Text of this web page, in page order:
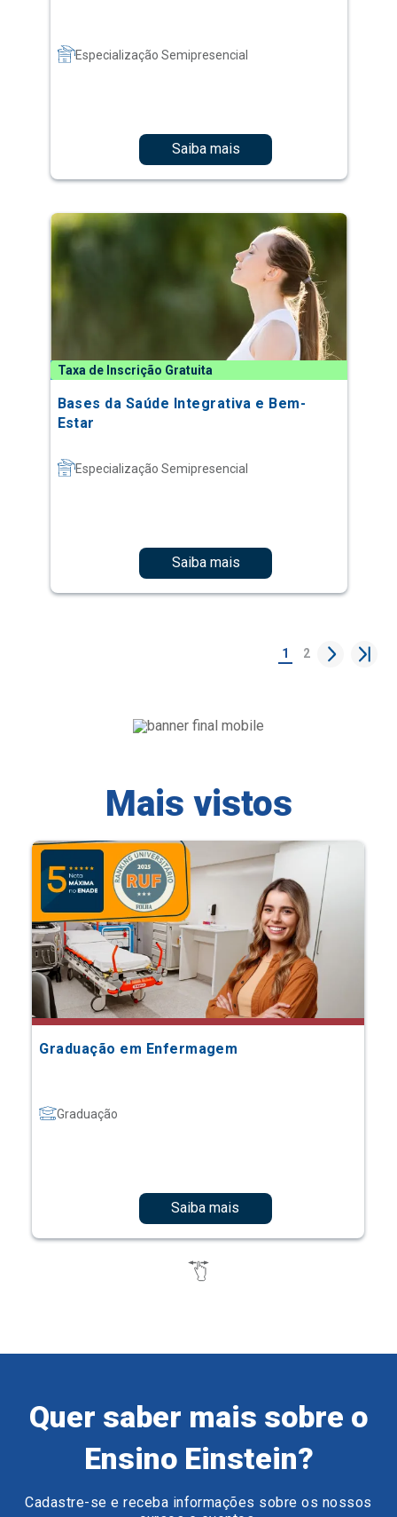
Especialização Semipresencial
Saiba mais
Taxa de Inscrição Gratuita
Bases da Saúde Integrativa e Bem-
Estar
Especialização Semipresencial
Saiba mais
1 2
Mais vistos
Graduação em Enfermagem
Graduação
Saiba mais
Quer saber mais sobre o
Ensino Einstein?
Cadastre-se e receba informações sobre os nossos